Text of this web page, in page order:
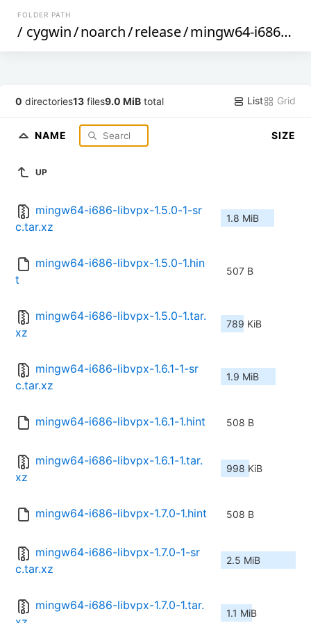
FOLDER PATH
/ cygwin/noarch/release/mingw64-i686-libvpx
0 directories13 files9.0 MiB total List Grid
NAME SIZE
UP
mingw64-i686-libvpx-1.5.0-1-sr
c.tar.xz
1.8 MiB
mingw64-i686-libvpx-1.5.0-1.hin
t
507 B
mingw64-i686-libvpx-1.5.0-1.tar.
xz
789 KiB
mingw64-i686-libvpx-1.6.1-1-sr
c.tar.xz
1.9 MiB
mingw64-i686-libvpx-1.6.1-1.hint 508 B
mingw64-i686-libvpx-1.6.1-1.tar.
xz
998 KiB
mingw64-i686-libvpx-1.7.0-1.hint 508 B
mingw64-i686-libvpx-1.7.0-1-sr
c.tar.xz
2.5 MiB
mingw64-i686-libvpx-1.7.0-1.tar.
1.1 MiB